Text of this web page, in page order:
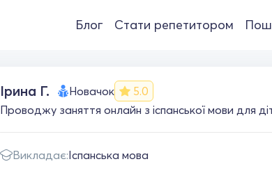
Блог Стати репетитором
Ірина Г. Новачок
5.0
Проводжу заняття онлайн з іспанської мови для
Викладає:Іспанська мова